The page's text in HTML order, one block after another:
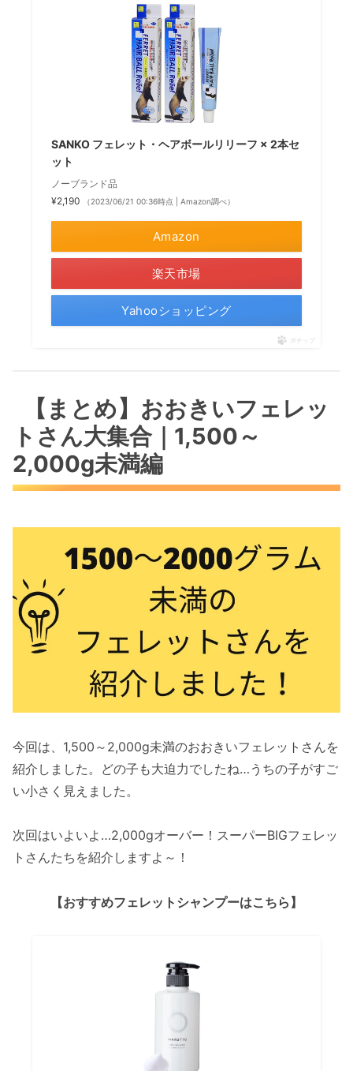
SANKO フェレット・ヘアボールリリーフ × 2本セ
ット
ノーブランド品
¥2,190
（2023/06/21 00:36時点 | Amazon調べ）
Amazon
楽天市場
Yahooショッピング
ポチップ
【まとめ】おおきいフェレッ
トさん大集合｜1,500～
2,000g未満編
今回は、1,500～2,000g未満のおおきいフェレットさんを
紹介しました。どの子も大迫力でしたね…うちの子がすご
い小さく見えました。
次回はいよいよ…2,000gオーバー！スーパーBIGフェレッ
トさんたちを紹介しますよ～！
【おすすめフェレットシャンプーはこちら】